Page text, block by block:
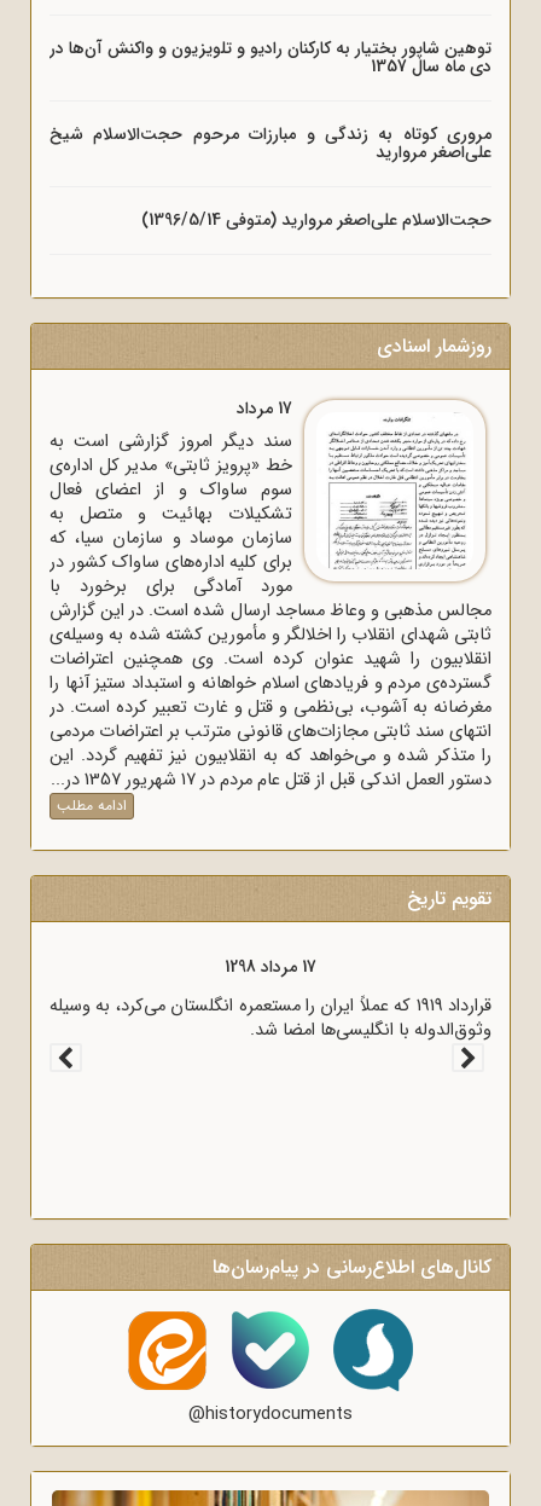
توهین شاپور بختیار به کارکنان رادیو و تلویزیون و واکنش آن‌ها در
دی ماه سال 1357
مروری کوتاه به زندگی و مبارزات مرحوم حجت‌الاسلام شیخ
علی‌اصغر مروارید
حجت‌الاسلام علی‌اصغر مروارید (متوفی 1396/5/14)
روزشمار اسنادی
17 مرداد
سند دیگر امروز گزارشی است به
خط «پرویز ثابتی» مدیر کل اداره‌ی
سوم ساواک و از اعضای فعال
تشکیلات بهائیت و متصل به
سازمان موساد و سازمان سیا، که
برای کلیه اداره‌های ساواک‌ کشور در
مورد آمادگی برای برخورد با
مجالس مذهبی و وعاظ مساجد ارسال شده است. در این گزارش
ثابتی شهدای انقلاب را اخلالگر و مأمورین کشته شده به وسیله‌ی
انقلابیون را شهید عنوان کرده است. وی همچنین اعتراضات
گسترده‌ی مردم و فریادهای اسلام خواهانه و استبداد ستیز آنها را
مغرضانه به آشوب، بی‌نظمی و قتل و غارت تعبیر کرده است. در
انتهای سند ثابتی مجازات‌های قانونی مترتب بر اعتراضات مردمی
را متذکر شده و می‌خواهد که به انقلابیون نیز تفهیم گردد. این
دستور العمل اندکی قبل از قتل عام مردم در 17 شهریور 1357 در...
ادامه مطلب
تقویم تاریخ
17 مرداد 1298
قرارداد 1919 که عملاً ایران را مستعمره انگلستان می‌کرد، به وسیله
وثوق‌الدوله با انگلیسی‌ها امضا شد.
کانال‌های اطلاع‌رسانی در پیام‌رسان‌ها
@historydocuments